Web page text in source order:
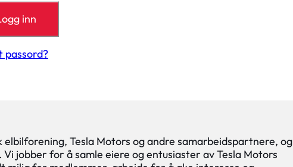
passord?
elbilforening, Tesla Motors og andre samarbeidspartnere, og
jobber for å samle eiere og entusiaster av Tesla Motors